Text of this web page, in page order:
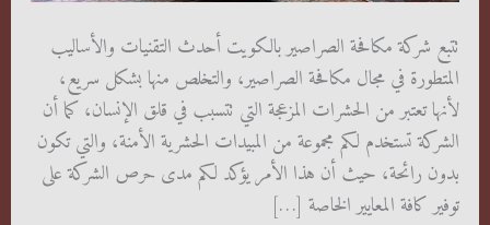
تتبع شركة مكافحة الصراصير بالكويت أحدث التقنيات والأساليب
المتطورة في مجال مكافحة الصراصير، والتخلص منها بشكل سريع،
لأنها تعتبر من الحشرات المزعجة التي تتسبب في قلق الإنسان، كما أن
الشركة تستخدم لكم مجموعة من المبيدات الحشرية الأمنة، والتي تكون
بدون رائحة، حيث أن هذا الأمر يؤكد لكم مدى حرص الشركة على
توفير كافة المعايير الخاصة […]